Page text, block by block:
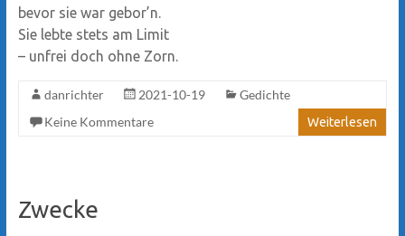
bevor sie war gebor’n.
Sie lebte stets am Limit
– unfrei doch ohne Zorn.
danrichter 2021-10-19
Gedichte
Keine Kommentare
Weiterlesen
Zwecke